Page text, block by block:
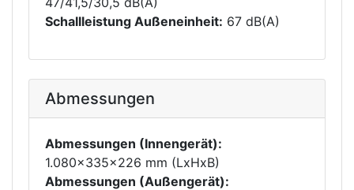
Schallleistung Außeneinheit: 67 dB(A)
Abmessungen
Abmessungen (Innengerät):
1.080x335x226 mm (LxHxB)
Abmessungen (Außengerät):